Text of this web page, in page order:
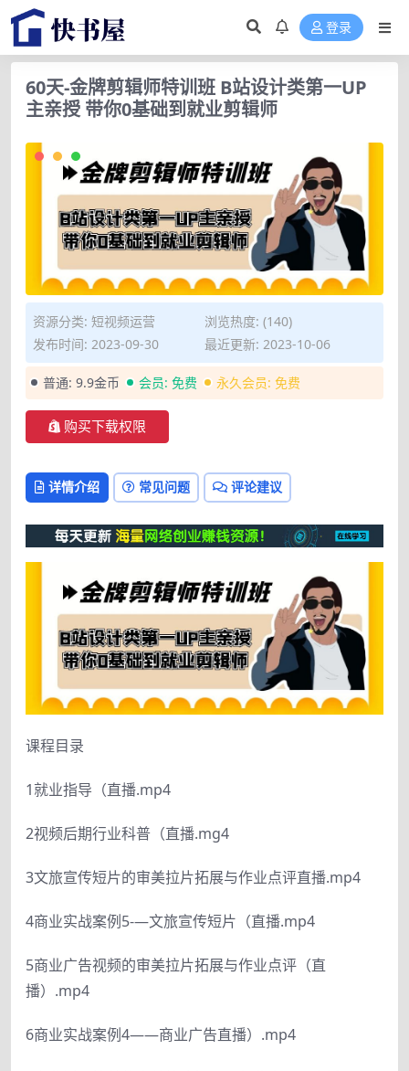
登录
60天-金牌剪辑师特训班 B站设计类第一UP
主亲授 带你0基础到就业剪辑师
资源分类: 短视频运营
浏览热度: (140)
发布时间: 2023-09-30
最近更新: 2023-10-06
普通: 9.9金币 会员: 免费 永久会员: 免费
购买下载权限
详情介绍 常见问题 评论建议
课程目录
1就业指导（直播.mp4
2视频后期行业科普（直播.mg4
3文旅宣传短片的审美拉片拓展与作业点评直播.mp4
4商业实战案例5-—文旅宣传短片（直播.mp4
5商业广告视频的审美拉片拓展与作业点评（直
播）.mp4
6商业实战案例4——商业广告直播）.mp4